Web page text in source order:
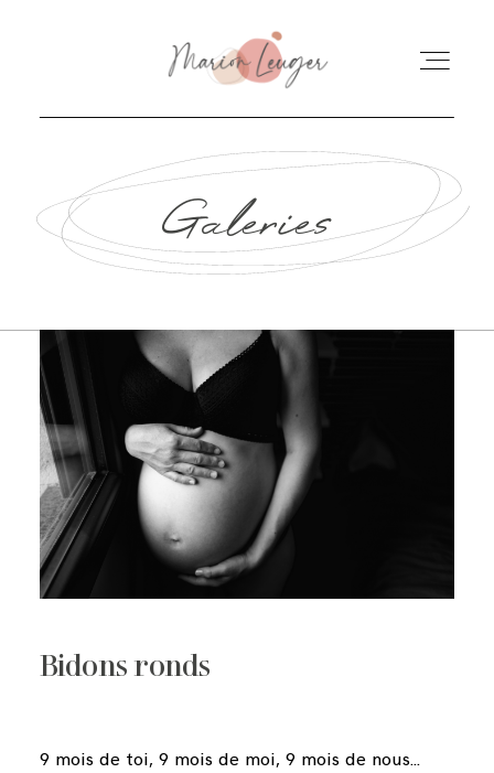
ACCUEIL
QUI SUIS-JE ?
POUR LES PROS
TARIFS
Galeries
Bidons ronds
9 mois de toi, 9 mois de moi, 9 mois de nous...